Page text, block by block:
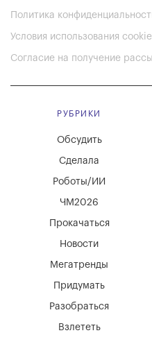
Политика
Условия использования
Согласие на получение
РУБРИКИ
Мегатренды
Придумать
Разобраться
Взлететь
Новости
Обсудить
Сделала
Роботы/ИИ
ЧМ2026
Прокачаться